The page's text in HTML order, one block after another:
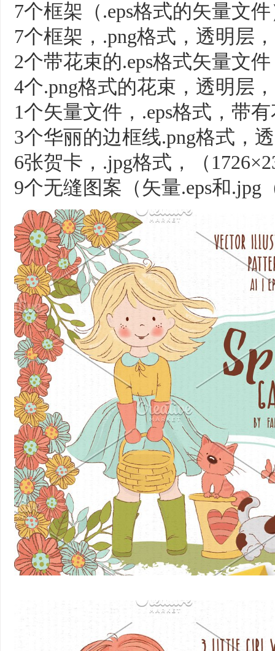
7个框架（.eps格式的矢量文
7个框架，.png格式，透明层
2个带花束的.eps格式矢量文件
4个.png格式的花束，透明层
1个矢量文件，.eps格式，带
3个华丽的边框线.png格式，
6张贺卡，.jpg格式，（
9个无缝图案（矢量.eps和.jpg